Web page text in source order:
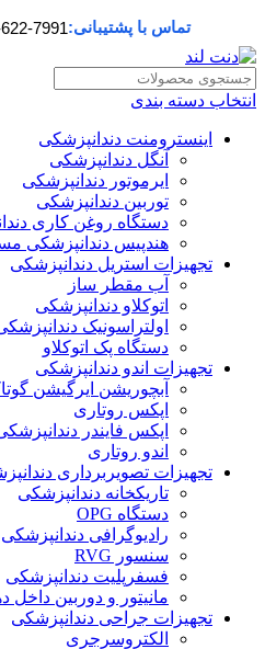
تماس با پشتیبانی:7991
انتخاب دسته بندی
اینسترومنت دندانپزشکی
آنگل دندانپزشکی
ایرموتور دندانپزشکی
توربین دندانپزشکی
دستگاه روغن کاری
هندپیس دندانپزشکی
تجهیزات استریل دندانپزشکی
آب مقطر ساز
اتوکلاو دندانپزشکی
اولتراسونیک
دستگاه پک اتوکلاو
تجهیزات اندو دندانپزشکی
آبچوریشن ایرگیشن
اپکس روتاری
اپکس فایندر
اندو روتاری
تجهیزات تصویربرداری
تاریکخانه دندانپزشکی
دستگاه OPG
رادیوگرافی دندانپزشکی
سنسور RVG
فسفرپلیت دندانپزشکی
مانیتور و دوربین داخل
تجهیزات جراحی دندانپزشکی
الکتروسرجری